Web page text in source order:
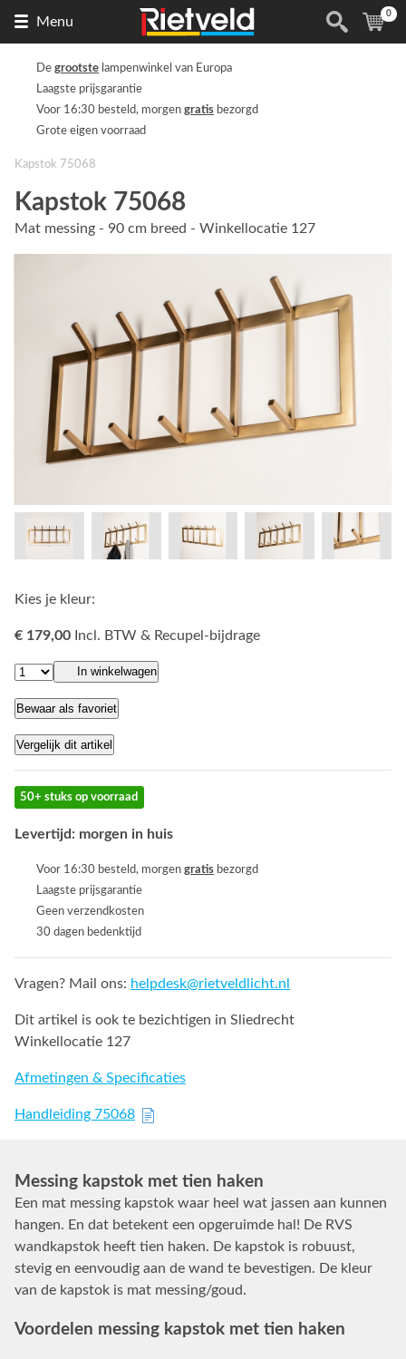
Menu
de
(
0
De grootste lampenwinkel van Europa
Laagste prijsgarantie
Voor 16:30 besteld, morgen gratis bezorgd
Grote eigen voorraad
Kapstok 75068
Kapstok 75068
Mat messing - 90 cm breed - Winkellocatie 127
Kies je kleur:
€ 179,00 Incl. BTW & Recupel-bijdrage
In winkelwagen
Bewaar als favoriet
Vergelijk dit artikel
50+ stuks op voorraad
Levertijd: morgen in huis
Voor 16:30 besteld, morgen gratis bezorgd
Laagste prijsgarantie
Geen verzendkosten
30 dagen bedenktijd
Vragen? Mail ons: helpdesk@rietveldlicht.nl
Dit artikel is ook te bezichtigen in Sliedrecht
Winkellocatie 127
Afmetingen & Specificaties
Handleiding 75068
Messing kapstok met tien haken
Een mat messing kapstok waar heel wat jassen aan kunnen
hangen. En dat betekent een opgeruimde hal! De RVS
wandkapstok heeft tien haken. De kapstok is robuust,
stevig en eenvoudig aan de wand te bevestigen. De kleur
van de kapstok is mat messing/goud.
Voordelen messing kapstok met tien haken